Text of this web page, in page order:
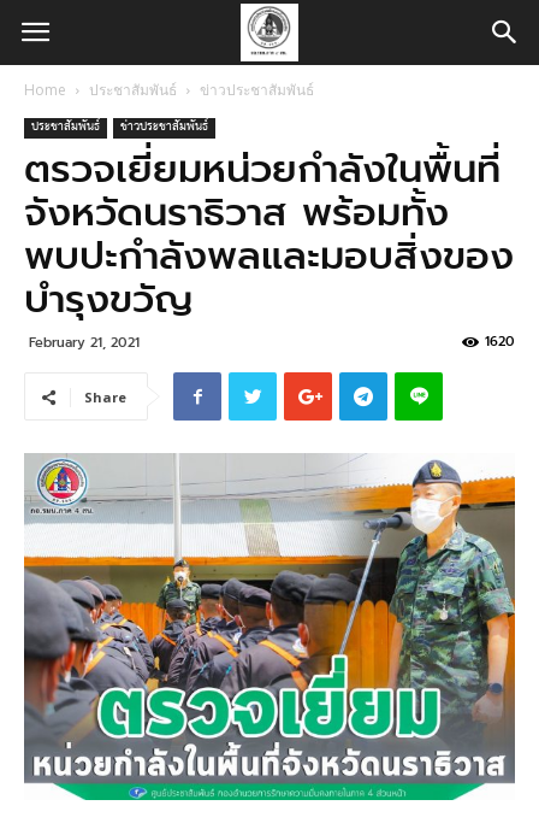
Home ประชาสัมพันธ์ ข่าวประชาสัมพันธ์
ประชาสัมพันธ์ ข่าวประชาสัมพันธ์
ตรวจเยี่ยมหน่วยกำลังในพื้นที่
จังหวัดนราธิวาส พร้อมทั้ง
พบปะกำลังพลและมอบสิ่งของ
บำรุงขวัญ
February 21, 2021 1620
Share